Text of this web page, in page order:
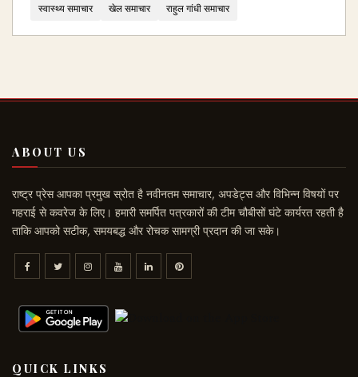
स्वास्थ्य समाचार
खेल समाचार राहुल गांधी समाचार
ABOUT US
राष्ट्र प्रेस आपका प्रमुख स्रोत है नवीनतम समाचार, अपडेट्स और विभिन्न विषयों पर
गहराई से कवरेज के लिए। हमारी समर्पित पत्रकारों की टीम चौबीसों घंटे कार्यरत रहती है
ताकि आपको सटीक, समयबद्ध और रोचक सामग्री प्रदान की जा सके।
QUICK LINKS